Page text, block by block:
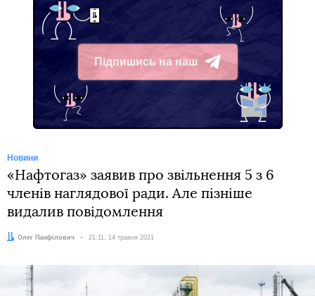
Підпишись на наш
Telegram
Новини
«Нафтогаз» заявив про звільнення 5 з 6
членів наглядової ради. Але пізніше
видалив повідомлення
Автор:
Олег Панфілович Дата:
21:11, 14 травня 2021